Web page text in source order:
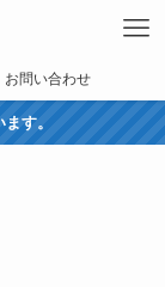
お問い合わせ
す。